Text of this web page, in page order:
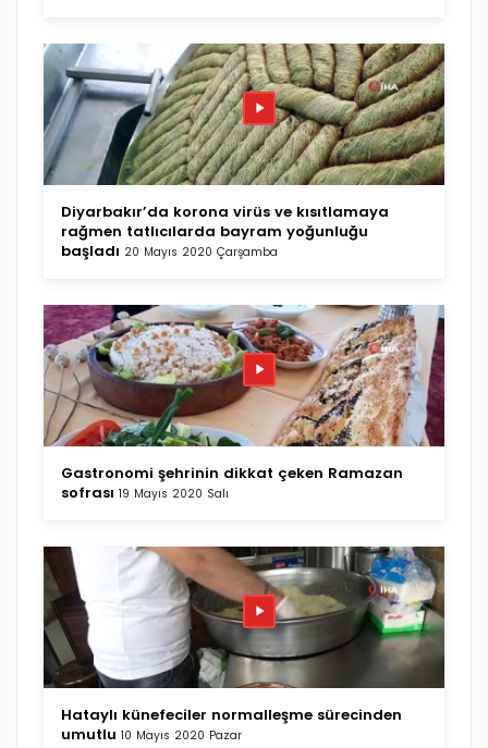
Diyarbakır’da korona virüs ve kısıtlamaya
rağmen tatlıcılarda bayram yoğunluğu
başladı 20 Mayıs 2020 Çarşamba
Gastronomi şehrinin dikkat çeken Ramazan
sofrası 19 Mayıs 2020 Salı
Hataylı künefeciler normalleşme sürecinden
umutlu 10 Mayıs 2020 Pazar